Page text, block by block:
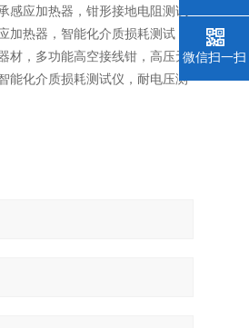
应加热器，钳形接地电阻测试
加热器，智能化介质损耗测试
材，多功能高空接线钳，高压无
能化介质损耗测试仪，耐电压测
微信扫一扫